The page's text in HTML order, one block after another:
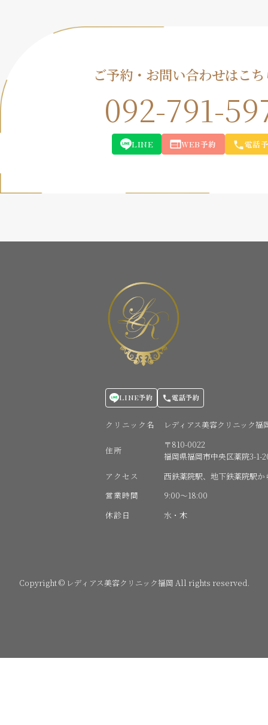
ご予約・お問い合わせはこ
092-791-
LINE WEB予約 電話
LINE予約 電話予約
クリニック名 レディアス美容クリニック福
住所
〒810-0022
福岡県福岡市中央区薬院3-1-
アクセス
西鉄薬院駅、地下鉄薬院駅か
営業時間
9:00〜18:00
休診日
水・木
Copyright © レディアス美容クリニック福岡 All rights reserved.